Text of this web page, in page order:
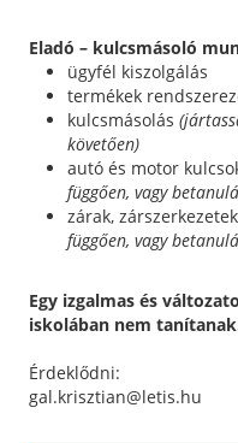
Eladó – kulcsmásoló
ügyfél kiszolgálás
termékek
kulcsmásolás
követően)
autó és motor
függően, vagy
zárak,
függően, vagy
Egy izgalmas és
iskolában nem
Érdeklődni:
gal.krisztian@letis.hu